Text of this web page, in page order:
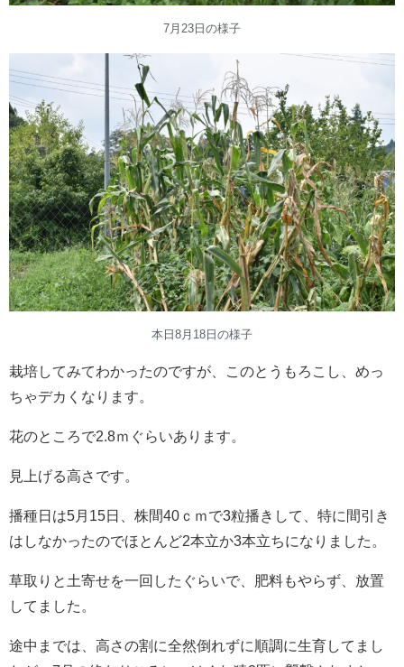
7月23日の様子
本日8月18日の様子
栽培してみてわかったのですが、このとうもろこし、めっ
ちゃデカくなります。
花のところで2.8ｍぐらいあります。
見上げる高さです。
播種日は5月15日、株間40ｃｍで3粒播きして、特に間引き
はしなかったのでほとんど2本立か3本立ちになりました。
草取りと土寄せを一回したぐらいで、肥料もやらず、放置
してました。
途中までは、高さの割に全然倒れずに順調に生育してまし